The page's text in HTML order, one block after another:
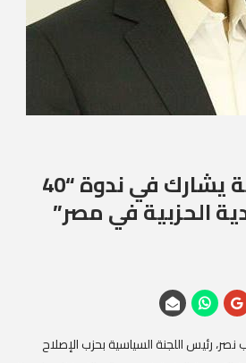
الإصلاح والنهضة يشارك في ندوة “40
الحزبية في مصر”
رئيس اللجنة السياسية بحزب الإصلاح